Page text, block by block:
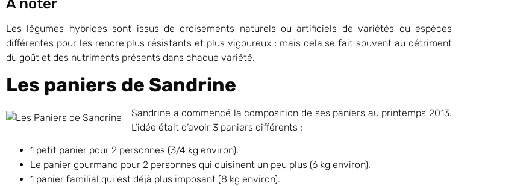
Les légumes hybrides sont issus de croisements naturels ou artificiels de variétés ou espèces
différentes pour les rendre plus résistants et plus vigoureux ; mais cela se fait souvent au détriment
du goût et des nutriments présents dans chaque variété.
Les paniers de Sandrine
Sandrine a commencé la composition de ses paniers au printemps 2013.
L’idée était d’avoir 3 paniers différents :
1 petit panier pour 2 personnes (3/4 kg environ).
Le panier gourmand pour 2 personnes qui cuisinent un peu plus (6 kg environ).
1 panier familial qui est déjà plus imposant (8 kg environ).